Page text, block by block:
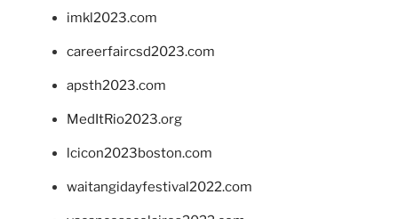
imkl2023.com
careerfaircsd2023.com
apsth2023.com
MedItRio2023.org
lcicon2023boston.com
waitangidayfestival2022.com